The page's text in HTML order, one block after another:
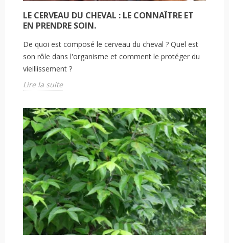
LE CERVEAU DU CHEVAL : LE CONNAÎTRE ET
EN PRENDRE SOIN.
De quoi est composé le cerveau du cheval ? Quel est
son rôle dans l'organisme et comment le protéger du
vieillissement ?
Lire la suite